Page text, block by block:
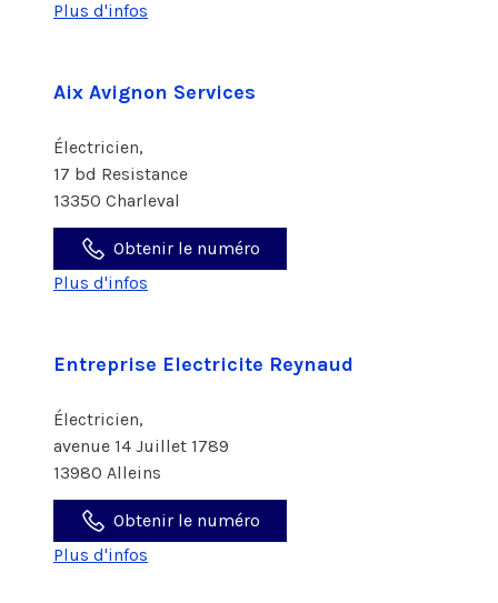
Plus d'infos
Aix Avignon Services
Électricien,
17 bd Resistance
13350 Charleval
Obtenir le numéro
Plus d'infos
Entreprise Electricite Reynaud
Électricien,
avenue 14 Juillet 1789
13980 Alleins
Obtenir le numéro
Plus d'infos